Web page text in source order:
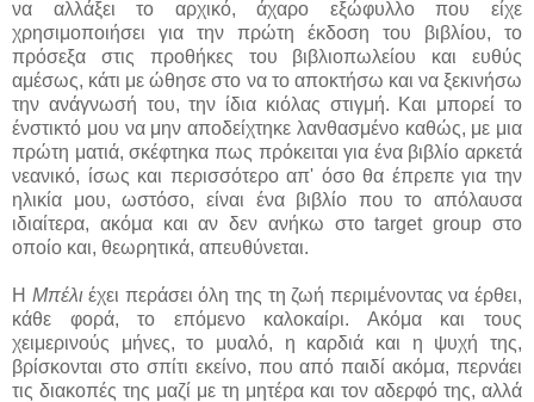
να αλλάξει το αρχικό, άχαρο εξώφυλλο που είχε
χρησιμοποιήσει για την πρώτη έκδοση του βιβλίου, το
πρόσεξα στις προθήκες του βιβλιοπωλείου και ευθύς
αμέσως, κάτι με ώθησε στο να το αποκτήσω και να ξεκινήσω
την ανάγνωσή του, την ίδια κιόλας στιγμή. Και μπορεί το
ένστικτό μου να μην αποδείχτηκε λανθασμένο καθώς, με μια
πρώτη ματιά, σκέφτηκα πως πρόκειται για ένα βιβλίο αρκετά
νεανικό, ίσως και περισσότερο απ' όσο θα έπρεπε για την
ηλικία μου, ωστόσο, είναι ένα βιβλίο που το απόλαυσα
ιδιαίτερα, ακόμα και αν δεν ανήκω στο target group στο
οποίο και, θεωρητικά, απευθύνεται.
Η Μπέλιέχει περάσει όλη της τη ζωή περιμένοντας να έρθει,
κάθε φορά, το επόμενο καλοκαίρι. Ακόμα και τους
χειμερινούς μήνες, το μυαλό, η καρδιά και η ψυχή της,
βρίσκονται στο σπίτι εκείνο, που από παιδί ακόμα, περνάει
τις διακοπές της μαζί με τη μητέρα και τον αδερφό της, αλλά